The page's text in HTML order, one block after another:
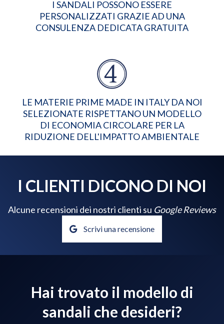
I SANDALI POSSONO ESSERE
PERSONALIZZATI GRAZIE AD UNA
CONSULENZA DEDICATA GRATUITA
LE MATERIE PRIME MADE IN ITALY DA NOI
SELEZIONATE RISPETTANO UN MODELLO
DI ECONOMIA CIRCOLARE PER LA
RIDUZIONE DELL'IMPATTO AMBIENTALE
I CLIENTI DICONO DI NOI
Alcune recensioni dei nostri clienti su Google Reviews
Scrivi una recensione
Hai trovato il modello di
sandali che desideri?